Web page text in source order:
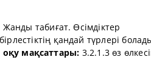
Жанды табиғат. Өсімдіктер
қандай түрлері
оқу мақсаттары: 3.2.1.3 өз